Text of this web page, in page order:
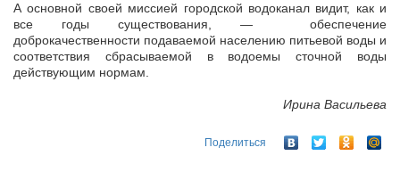
А основной своей миссией городской водоканал видит, как и
все годы существования, — обеспечение
доброкачественности подаваемой населению питьевой воды и
соответствия сбрасываемой в водоемы сточной воды
действующим нормам.
Ирина Васильева
Поделиться